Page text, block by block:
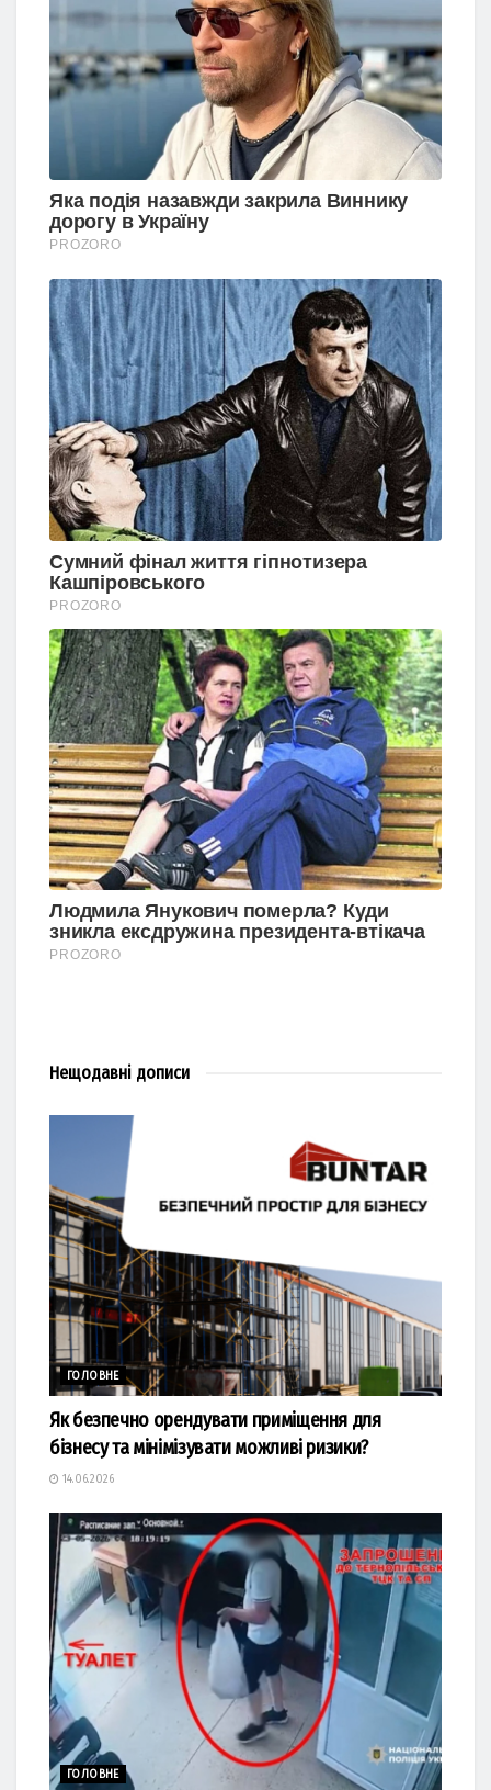
Нещодавні дописи
ГОЛОВНЕ
Як безпечно орендувати приміщення для
бізнесу та мінімізувати можливі ризики?
14.06.2026
ГОЛОВНЕ